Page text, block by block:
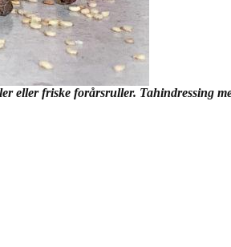
eller friske forårsruller. Tahindressing